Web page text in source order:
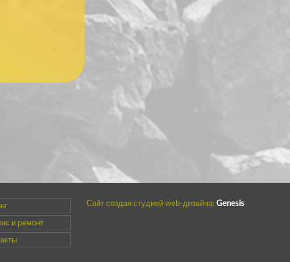
и ремонт
Сайт создан студией web-дизайна:Genesis